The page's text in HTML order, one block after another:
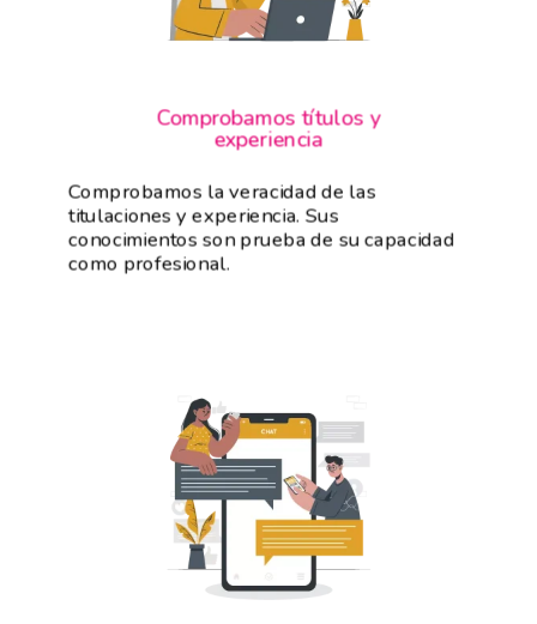
Comprobamos títulos y
experiencia
Comprobamos la veracidad de las
titulaciones y experiencia. Sus
conocimientos son prueba de su capacidad
como profesional.